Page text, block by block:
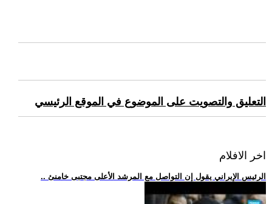
التعليق والتصويت على الموضوع في الموقع الرئيسي
اخر الافلام
.. الرئيس الإيراني يقول إن التواصل مع المرشد الأعلى مجتبى خامنئ